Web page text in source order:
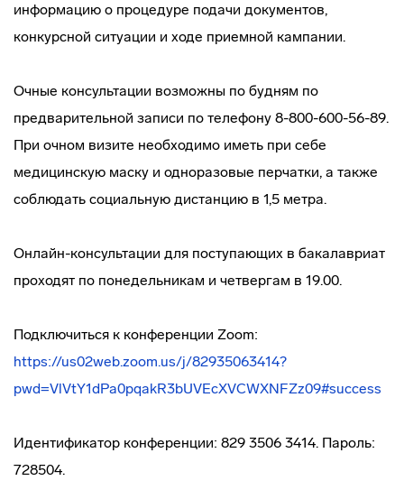
информацию о процедуре подачи документов,
конкурсной ситуации и ходе приемной кампании.
Очные консультации возможны по будням по
предварительной записи по телефону 8-800-600-56-89.
При очном визите необходимо иметь при себе
медицинскую маску и одноразовые перчатки, а также
соблюдать социальную дистанцию в 1,5 метра.
Онлайн-консультации для поступающих в бакалавриат
проходят по понедельникам и четвергам в 19.00.
Подключиться к конференции Zoom:
https://us02web.zoom.us/j/82935063414?
pwd=VlVtY1dPa0pqakR3bUVEcXVCWXNFZz09#success
Идентификатор конференции: 829 3506 3414. Пароль:
728504.